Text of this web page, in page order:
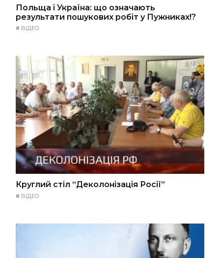
Польща і Україна: що означають
результати пошукових робіт у Пужниках!?
# ВІДЕО
Круглий стіл “Деколонізація Росії”
# ВІДЕО